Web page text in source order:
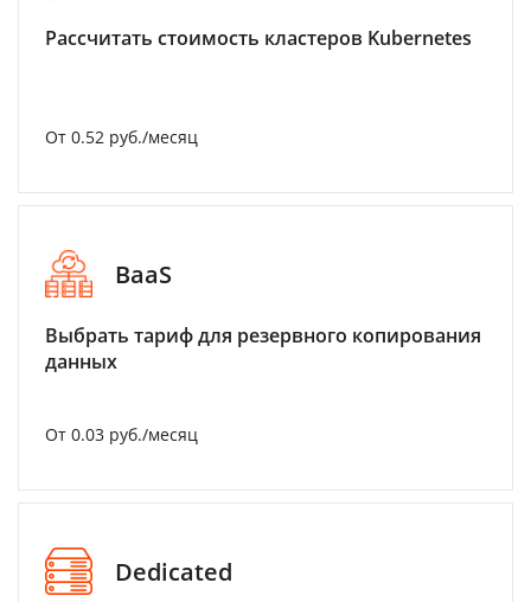
Рассчитать стоимость кластеров Kubernetes
От 0.52 руб./месяц
BaaS
Выбрать тариф для резервного копирования
данных
От 0.03 руб./месяц
Dedicated